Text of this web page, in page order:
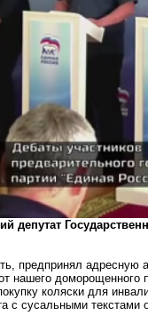
депутат
предпринял
нашего доморощенного
коляски для
с сусальными текстами